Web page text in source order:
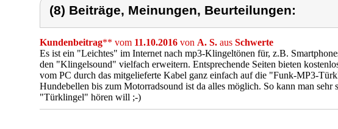
(8) Beiträge, Meinungen, Beurteilungen:
Kundenbeitrag** vom 11.10.2016 von A. S. aus Schwerte
Es ist ein "Leichtes" im Internet nach mp3-Klingeltönen für, z.B.
den "Klingelsound" vielfach erweitern. Entsprechende Seiten bieten
vom PC durch das mitgelieferte Kabel ganz einfach auf die "Funk-MP3-
Hundebellen bis zum Motorradsound ist da alles möglich. So kann man sehr
"Türklingel" hören will ;-)